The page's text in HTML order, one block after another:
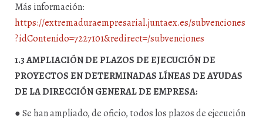
Más información:
https://extremaduraempresarial.juntaex.es/subvenciones
?idContenido=7227101&redirect=/subvenciones
1.3 AMPLIACIÓN DE PLAZOS DE EJECUCIÓN DE
PROYECTOS EN DETERMINADAS LÍNEAS DE AYUDAS
DE LA DIRECCIÓN GENERAL DE EMPRESA:
● Se han ampliado, de oficio, todos los plazos de ejecución